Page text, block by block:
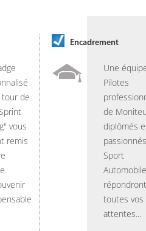
de
vous
remis
Encadrement
Une
Pilotes
de
diplômés
Sport
Automobile
toutes vos
attentes...